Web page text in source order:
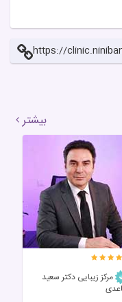
https://
بیشتر
مرکز زیبایی دکتر سعید